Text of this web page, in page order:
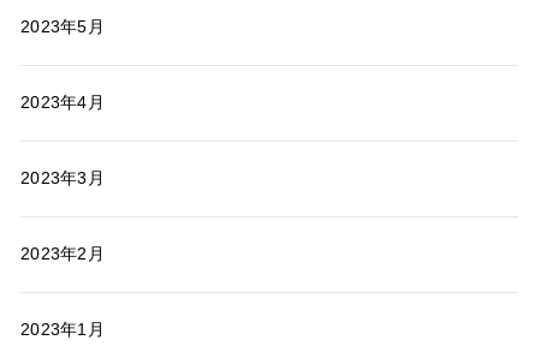
2023年5月
2023年4月
2023年3月
2023年2月
2023年1月